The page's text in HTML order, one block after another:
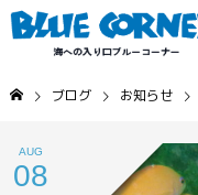
ブログ お知らせ
AUG
08